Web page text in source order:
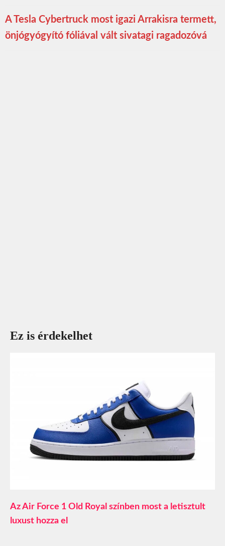
A Tesla Cybertruck most igazi Arrakisra termett,
önjógyógyító fóliával vált sivatagi ragadozóvá
Ez is érdekelhet
Az Air Force 1 Old Royal színben most a letisztult
luxust hozza el